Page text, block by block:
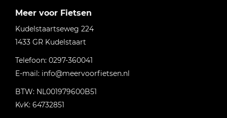
Meer voor Fietsen
Kudelstaartseweg 224
1433 GR Kudelstaart
Telefoon: 0297-360041
E-mail: info@meervoorfietsen.nl
BTW: NL001979600B51
KvK: 64732851